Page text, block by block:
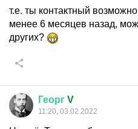
т.е. ты контактный
менее 6 месяцев назад,
других?
Георг V
11:20, 03.02.2022